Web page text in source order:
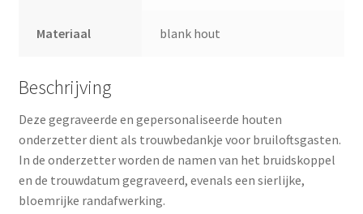
Materiaal blank hout
Beschrijving
Deze gegraveerde en gepersonaliseerde houten
onderzetter dient als trouwbedankje voor bruiloftsgasten.
In de onderzetter worden de namen van het bruidskoppel
en de trouwdatum gegraveerd, evenals een sierlijke,
bloemrijke randafwerking.